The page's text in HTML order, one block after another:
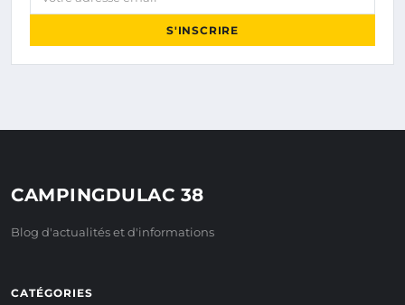
S'INSCRIRE
CAMPINGDULAC 38
Blog d'actualités et d'informations
CATÉGORIES